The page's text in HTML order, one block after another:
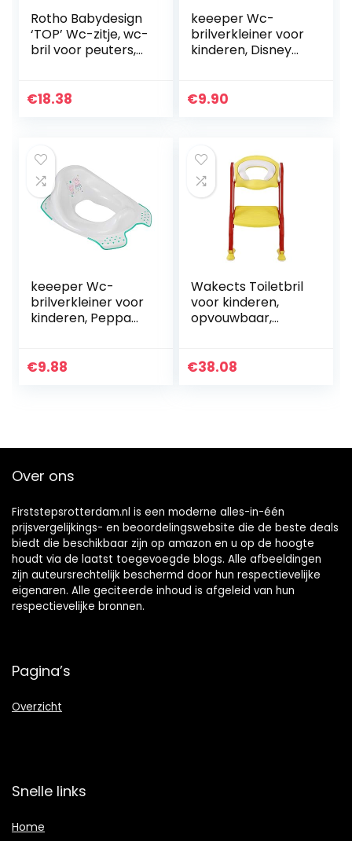
Rotho Babydesign
‘TOP’ Wc-zitje, wc-
bril voor peuters,
crème, 200040100
€18.38
keeeper Wc-
brilverkleiner voor
kinderen, Disney
antislip, Ewa,
€9.90
keeeper Wc-
brilverkleiner voor
kinderen, Peppa
antislip, Ewa, grijs
€9.88
Wakects Toiletbril
voor kinderen,
opvouwbaar,
met antislip,
€38.08
Over ons
Firststepsrotterdam.nl is een moderne alles-in-één
prijsvergelijkings- en beoordelingswebsite die de beste deals
biedt die beschikbaar zijn op amazon en u op de hoogte
houdt via de laatst toegevoegde blogs. Alle afbeeldingen
zijn auteursrechtelijk beschermd door hun respectievelijke
eigenaren. Alle geciteerde inhoud is afgeleid van hun
respectievelijke bronnen.
Pagina’s
Overzicht
Snelle links
Home